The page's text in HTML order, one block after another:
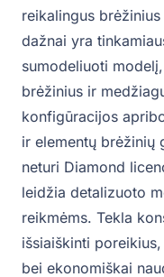
reikalingus
dažnai yra
sumodeliuoti
brėžinius ir
konfigūracijos
ir elementų brėžinių
neturi Diamond
leidžia detalizuoto
reikmėms. Tekla
išsiaiškinti
bei ekonomiškai